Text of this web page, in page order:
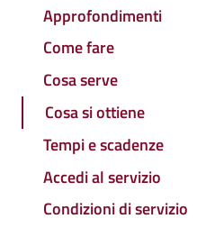
Approfondimenti
Come fare
Cosa serve
Cosa si ottiene
Tempi e scadenze
Accedi al servizio
Condizioni di servizio